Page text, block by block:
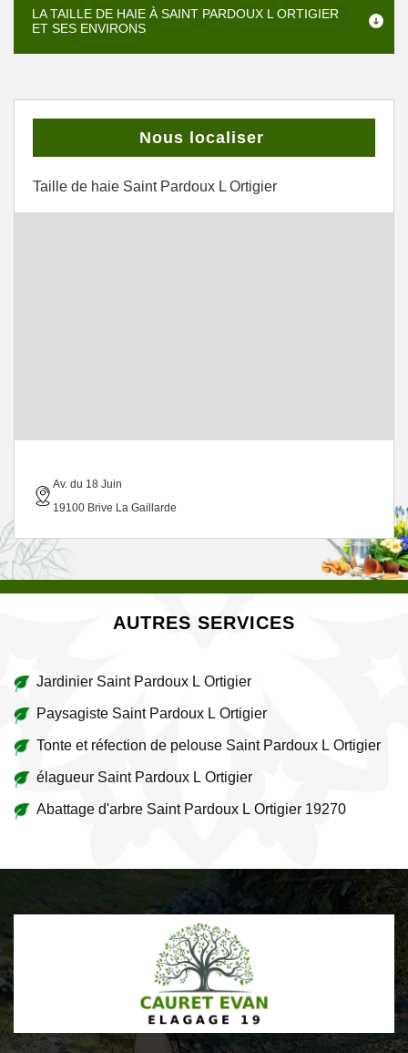
LA TAILLE DE HAIE À SAINT PARDOUX L ORTIGIER
ET SES ENVIRONS
Nous localiser
Taille de haie Saint Pardoux L Ortigier
Av. du 18 Juin
19100 Brive La Gaillarde
AUTRES SERVICES
Jardinier Saint Pardoux L Ortigier
Paysagiste Saint Pardoux L Ortigier
Tonte et réfection de pelouse Saint Pardoux L Ortigier
élagueur Saint Pardoux L Ortigier
Abattage d'arbre Saint Pardoux L Ortigier 19270